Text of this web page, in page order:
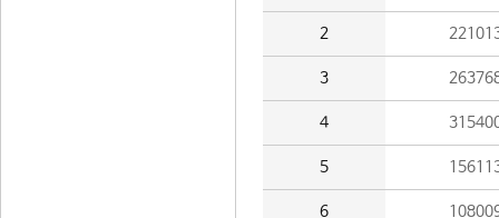
2
3
4
5
6